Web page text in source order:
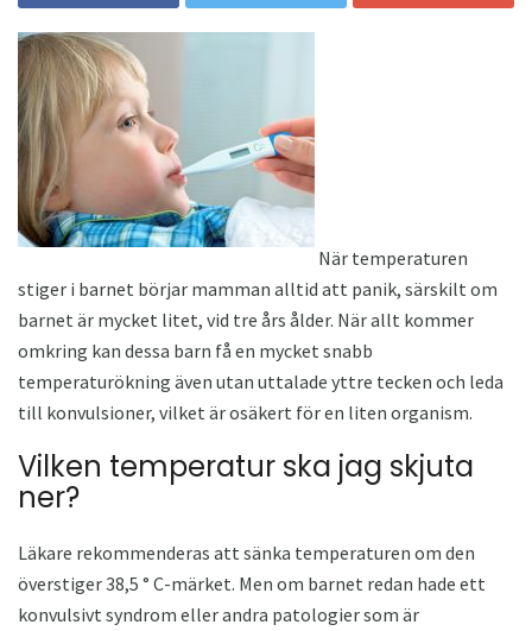
När temperaturen
stiger i barnet börjar mamman alltid att panik, särskilt om
barnet är mycket litet, vid tre års ålder. När allt kommer
omkring kan dessa barn få en mycket snabb
temperaturökning även utan uttalade yttre tecken och leda
till konvulsioner, vilket är osäkert för en liten organism.
Vilken temperatur ska jag skjuta
ner?
Läkare rekommenderas att sänka temperaturen om den
överstiger 38,5 ° C-märket. Men om barnet redan hade ett
konvulsivt syndrom eller andra patologier som är